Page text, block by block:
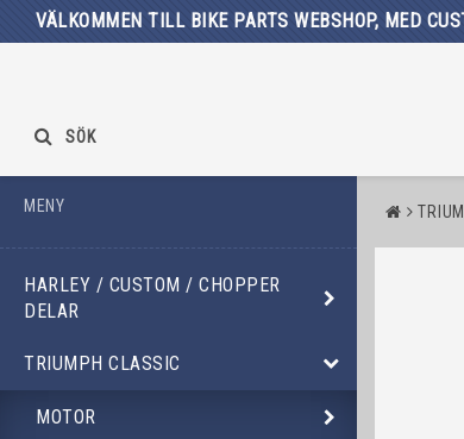
VÄLKOMMEN TILL BIKE PARTS WEBSHOP, MED
SÖK
MENY
HARLEY / CUSTOM / CHOPPER
DELAR
TRIUMPH CLASSIC
MOTOR